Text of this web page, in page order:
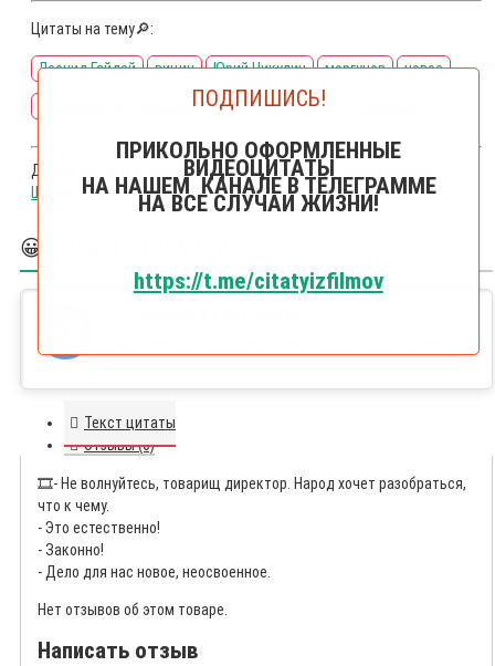
Цитаты на тему🔎:
Леонид Гайдай вицин Юрий Никулин моргунов новое
разобраться осваиваться
Другие цитаты из фильма Операция Ы и другие приключения
Шурика
😀 БОЛЬШЕ ЦИТАЙЛИКОВ
Текст цитаты
Отзывы (0)
🎞️- Не волнуйтесь, товарищ директор. Народ хочет разобраться,
что к чему.
- Это естественно!
- Законно!
- Дело для нас новое, неосвоенное.
Нет отзывов об этом товаре.
Написать отзыв
ПОДПИШИСЬ!
ПРИКОЛЬНО ОФОРМЛЕННЫЕ
ВИДЕОЦИТАТЫ
НА НАШЕМ КАНАЛЕ В ТЕЛЕГРАММЕ
НА ВСЕ СЛУЧАИ ЖИЗНИ!
https://t.me/citatyizfilmov